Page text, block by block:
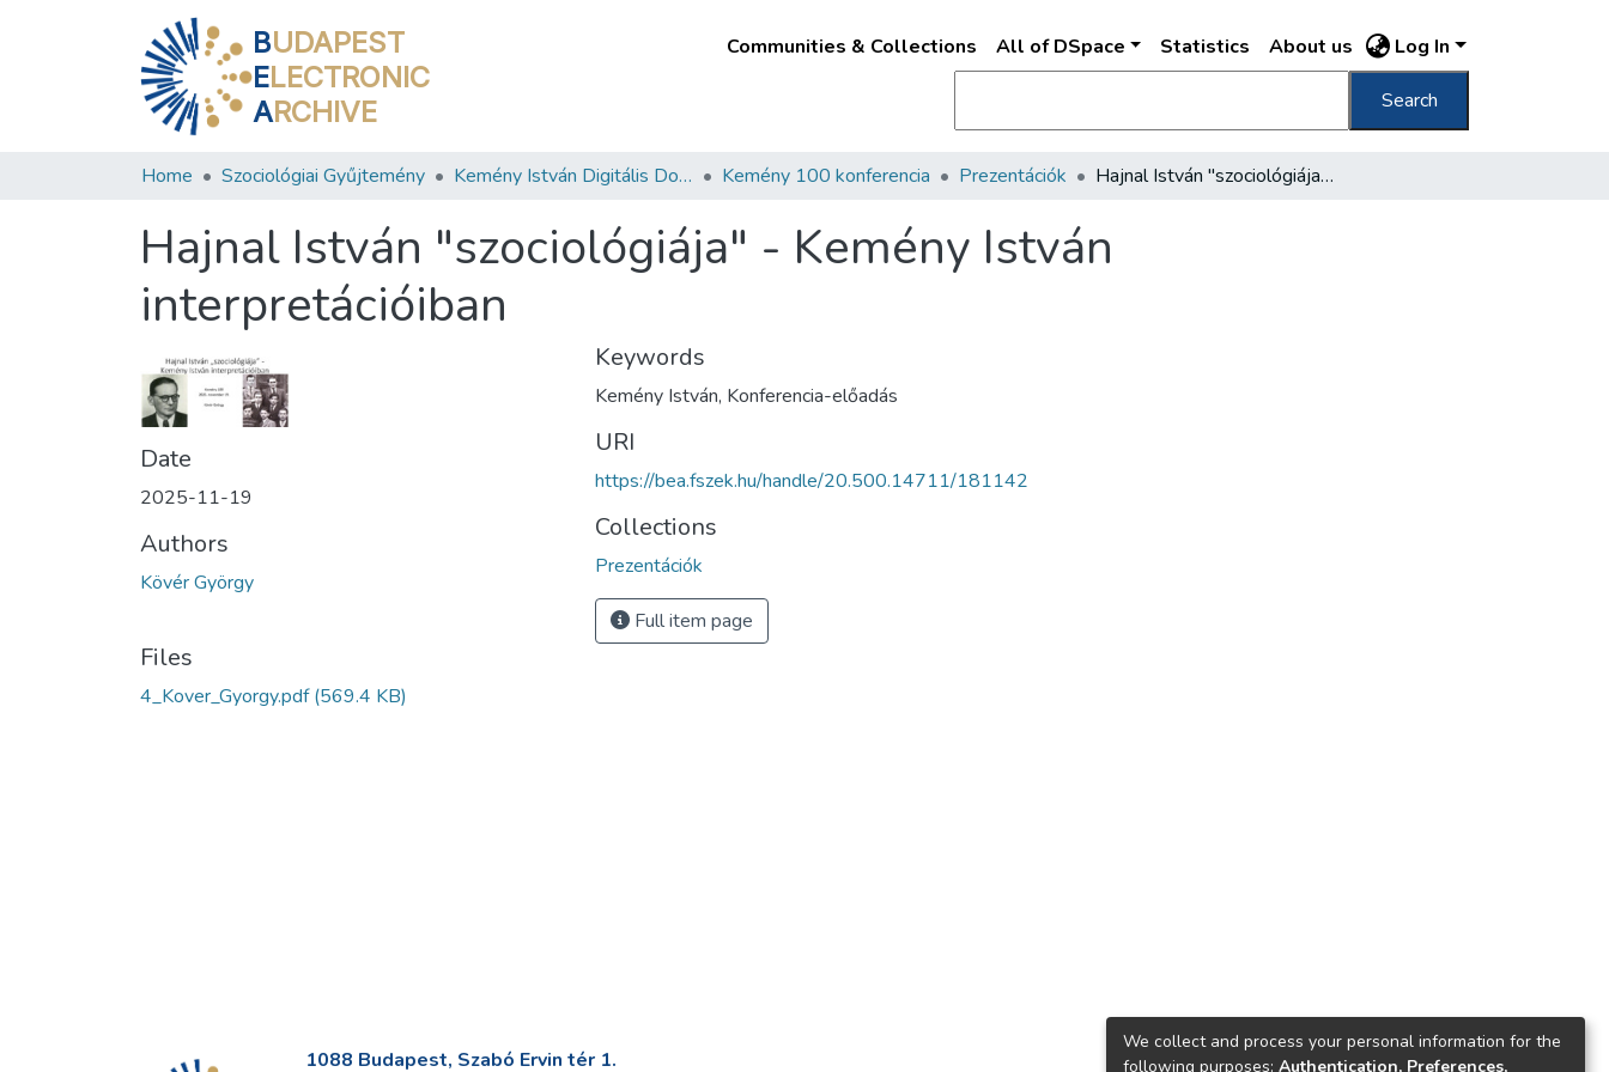
BUDAPEST
ELECTRONIC
ARCHIVE
Communities & Collections All of DSpace Statistics About us Log In
Search
Home Szociológiai Gyűjtemény Kemény István Digitális Dokumentum- és Médiatár Kemény 100 konferencia Prezentációk Hajnal István "szociológiája" - Kemény István interpretációiban
Hajnal István "szociológiája" - Kemény István
interpretációiban
Date
2025-11-19
Authors
Kövér György
Files
4_Kover_Gyorgy.pdf(569.4 KB)
Keywords
Kemény István, Konferencia-előadás
URI
https://bea.fszek.hu/handle/20.500.14711/181142
Collections
Prezentációk
Full item page
1088 Budapest, Szabó Ervin tér 1.
We collect and process your personal information for the
following purposes: Authentication, Preferences,